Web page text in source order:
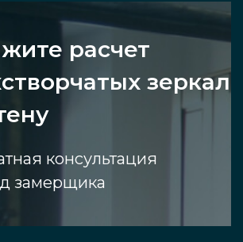
расчет
зеркал
консультация
замерщика